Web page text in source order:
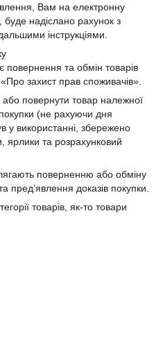
Вам на електронну
буде надіслано рахунок з
інструкціями.
та обмін товарів
захист прав споживачів».
повернути товар належної
(не рахуючи дня
у використанні, збережено
ярлики та розрахунковий
поверненню або обміну
доказів покупки.
товарів, як-то товари